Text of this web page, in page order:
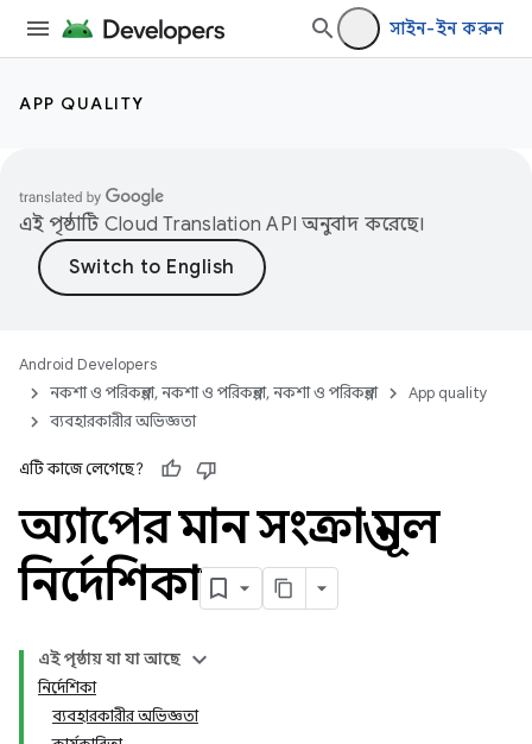
সাইন-ইন করুন
APP QUALITY
এই পৃষ্ঠাটি Cloud Translation API অনুবাদ করেছে।
Android Developers
নকশা ও পরিকল্পনা, নকশা ও পরিকল্পনা, নকশা ও পরিকল্পনা
App quality
ব্যবহারকারীর অভিজ্ঞতা
এটি কাজে লেগেছে?
অ্যাপের মান সংক্রান্ত মূল
নির্দেশিকা
এই পৃষ্ঠায় যা যা আছে
নির্দেশিকা
ব্যবহারকারীর অভিজ্ঞতা